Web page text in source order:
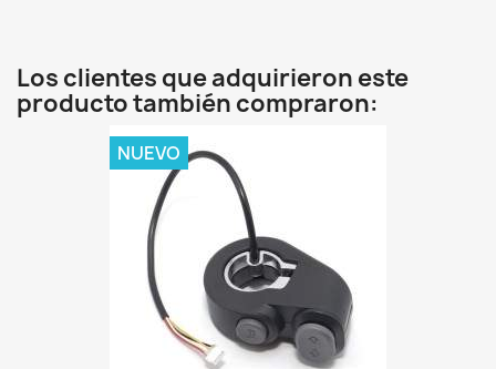
Los clientes que adquirieron este
producto también compraron:
NUEVO